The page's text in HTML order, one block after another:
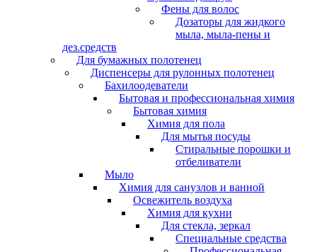
Фены для волос
Дозаторы для жидкого
мыла, мыла-пены и
дез.средств
Для бумажных полотенец
Диспенсеры для рулонных полотенец
Бахилоодеватели
Бытовая и профессиональная химия
Бытовая химия
Химия для пола
Для мытья посуды
Стиральные порошки и
отбеливатели
Мыло
Химия для санузлов и ванной
Освежитель воздуха
Химия для кухни
Для стекла, зеркал
Специальные средства